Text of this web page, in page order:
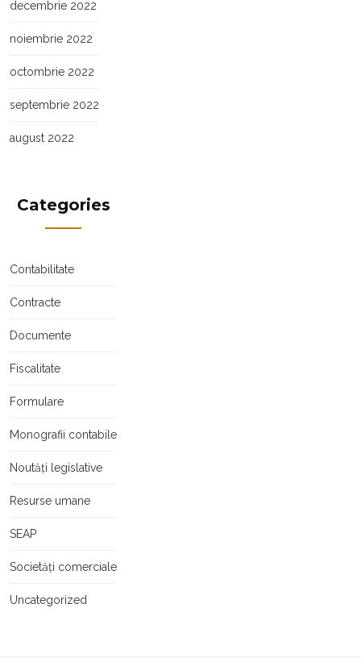
decembrie 2022
noiembrie 2022
octombrie 2022
septembrie 2022
august 2022
Categories
Contabilitate
Contracte
Documente
Fiscalitate
Formulare
Monografii contabile
Noutăți legislative
Resurse umane
SEAP
Societăți comerciale
Uncategorized